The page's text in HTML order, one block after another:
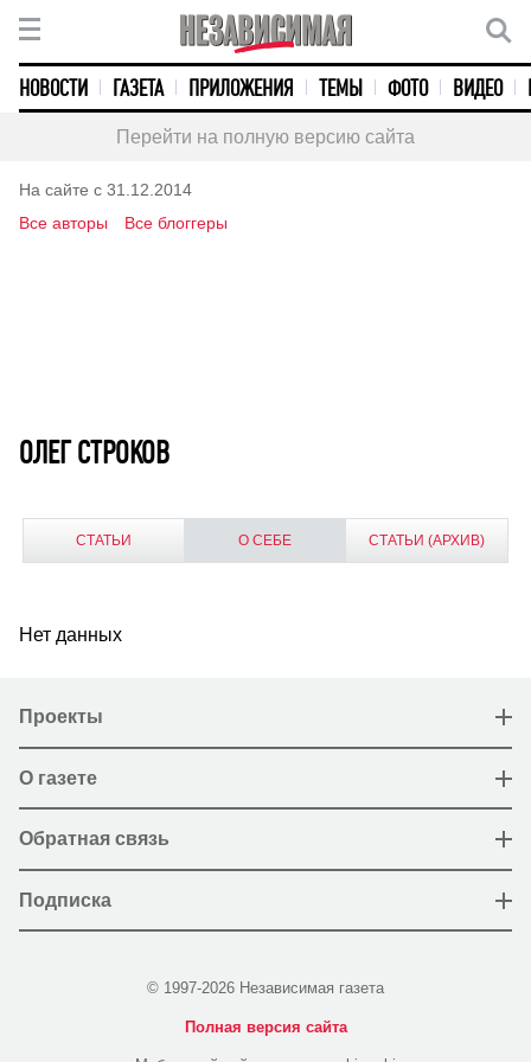
НОВОСТИ ГАЗЕТА ПРИЛОЖЕНИЯ ТЕМЫ ФОТО ВИДЕО
Перейти на полную версию сайта
На сайте с 31.12.2014
Все авторы
Все блоггеры
ОЛЕГ СТРОКОВ
СТАТЬИ О СЕБЕ СТАТЬИ (АРХИВ)
Нет данных
Проекты
О газете
Обратная связь
Подписка
© 1997-2026 Независимая газета
Полная версия сайта